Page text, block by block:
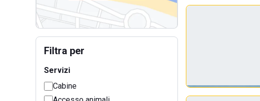
Filtra per
Servizi
Cabine